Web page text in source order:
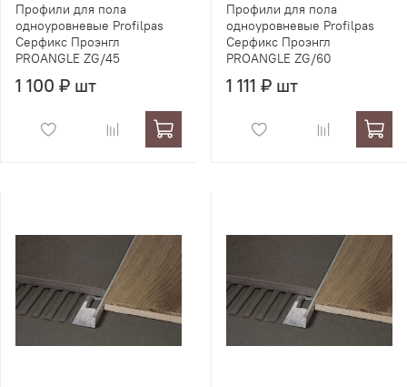
Профили для пола
одноуровневые Profilpas
Серфикс Проэнгл
PROANGLE ZG/45
1 100 ₽ шт
Профили для пола
одноуровневые Profilpas
Серфикс Проэнгл
PROANGLE ZG/60
1 111 ₽ шт